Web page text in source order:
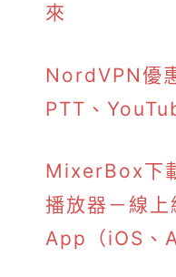
來
NordVPN優
PTT、
MixerBox下
播放器－線上
App（iOS、